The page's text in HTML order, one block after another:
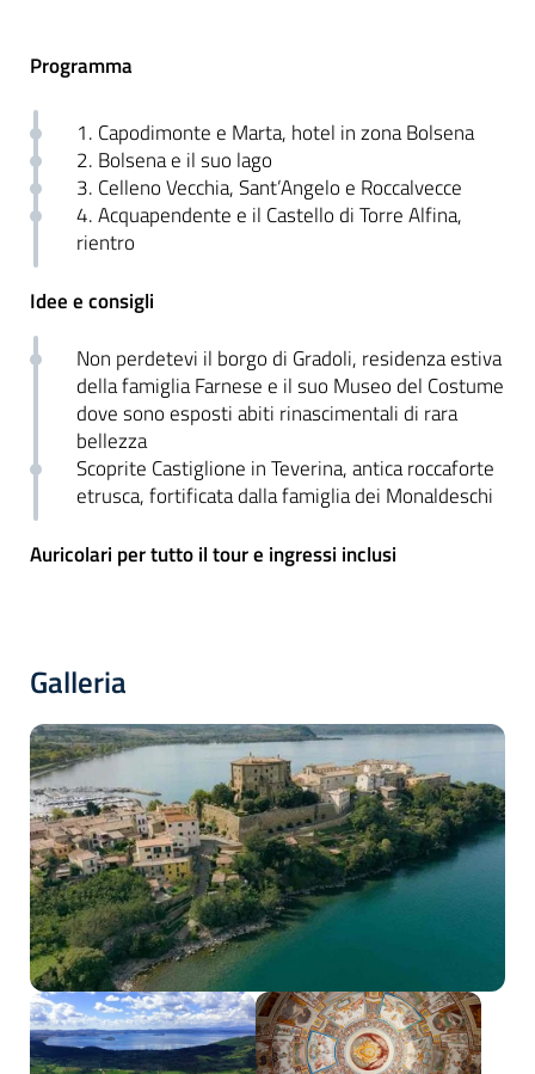
Programma
1. Capodimonte e Marta, hotel in zona Bolsena
2. Bolsena e il suo lago
3. Celleno Vecchia, Sant’Angelo e Roccalvecce
4. Acquapendente e il Castello di Torre Alfina,
rientro
Idee e consigli
Non perdetevi il borgo di Gradoli, residenza estiva
della famiglia Farnese e il suo Museo del Costume
dove sono esposti abiti rinascimentali di rara
bellezza
Scoprite Castiglione in Teverina, antica roccaforte
etrusca, fortificata dalla famiglia dei Monaldeschi
Auricolari per tutto il tour e ingressi inclusi
Galleria